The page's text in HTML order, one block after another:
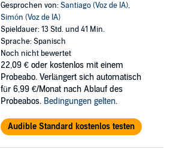
Gesprochen von:Santiago (Voz de IA),
Simón (Voz de IA)
Spieldauer: 13 Std. und 41 Min.
Sprache: Spanisch
Noch nicht bewertet
22,09 € oder kostenlos mit einem
Probeabo. Verlängert sich automatisch
für 6,99 €/Monat nach Ablauf des
Probeabos. Bedingungen gelten.
Audible Standard kostenlos testen